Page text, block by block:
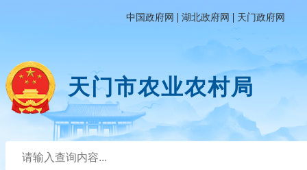
中国政府网 | 湖北政府网 | 天门政府网
天门市农业农村局